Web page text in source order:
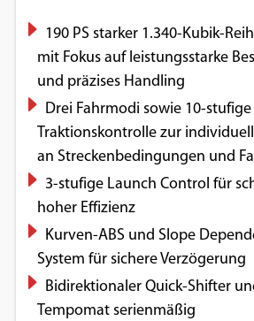
190 PS starker 1.340-Kubik-
mit Fokus auf leistungsstarke
und präzises Handling
Drei Fahrmodi sowie 10-stufige
Traktionskontrolle zur
an Streckenbedingungen und
3-stufige Launch Control für
hoher Effizienz
Kurven-ABS und Slope
System für sichere Verzögerung
Bidirektionaler Quick-Shifter
Tempomat serienmäßig